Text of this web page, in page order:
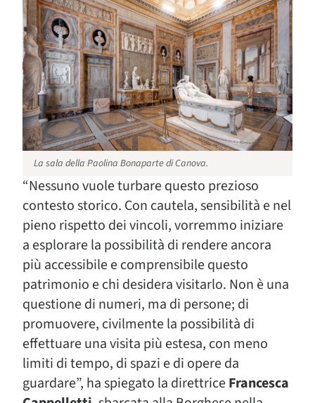
La sala della Paolina Bonaparte di Canova.
“Nessuno vuole turbare questo prezioso
contesto storico. Con cautela, sensibilità e nel
pieno rispetto dei vincoli, vorremmo iniziare
a esplorare la possibilità di rendere ancora
più accessibile e comprensibile questo
patrimonio e chi desidera visitarlo. Non è una
questione di numeri, ma di persone; di
promuovere, civilmente la possibilità di
effettuare una visita più estesa, con meno
limiti di tempo, di spazi e di opere da
guardare”, ha spiegato la direttriceFrancesca